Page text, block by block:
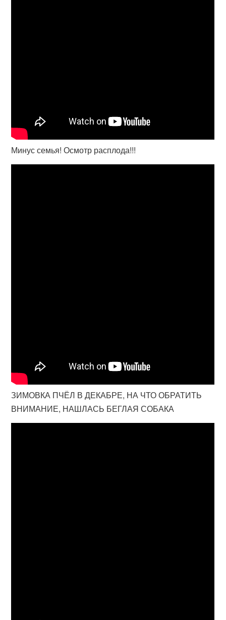
Минус семья! Осмотр расплода!!!
ЗИМОВКА ПЧЁЛ В ДЕКАБРЕ, НА ЧТО ОБРАТИТЬ
ВНИМАНИЕ, НАШЛАСЬ БЕГЛАЯ СОБАКА